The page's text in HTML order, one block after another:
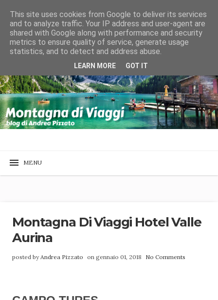
Montagna Di Viaggi Hotel Valle
Aurina
posted by Andrea Pizzato on gennaio 01, 2018 No Comments
This site uses cookies from Google to deliver its services
and to analyze traffic. Your IP address and user-agent are
shared with Google along with performance and security
metrics to ensure quality of service, generate usage
statistics, and to detect and address abuse.
LEARN MORE GOT IT